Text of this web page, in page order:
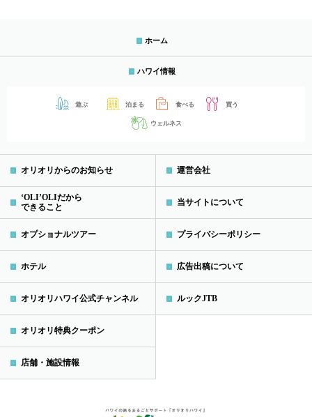
ホーム
ハワイ情報
遊ぶ 泊まる 食べる 買う
ウェルネス
オリオリからのお知らせ
‘OLI’OLIだから
できること
オプショナルツアー
ホテル
オリオリハワイ公式チャンネル
オリオリ特典クーポン
店舗・施設情報
運営会社
当サイトについて
プライバシーポリシー
広告出稿について
ルックJTB